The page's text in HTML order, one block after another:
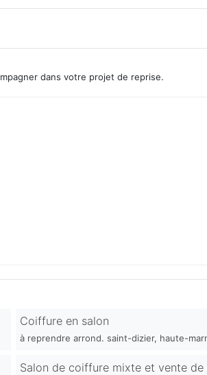
dans votre projet de reprise.
Coiffure en salon
à reprendre arrond. saint-dizier, haute-
Salon de coiffure mixte et vente de